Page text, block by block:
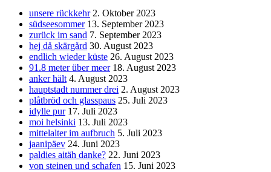
unsere rückkehr 2. Oktober 2023
südseesommer 13. September 2023
zurück im sand 7. September 2023
hej då skärgård 30. August 2023
endlich wieder küste 26. August 2023
91.8 meter über meer 18. August 2023
anker hält 4. August 2023
hauptstadt nummer drei 2. August 2023
plåtbröd och glasspaus 25. Juli 2023
idylle pur 17. Juli 2023
moi helsinki 13. Juli 2023
mittelalter im aufbruch 5. Juli 2023
jaanipäev 24. Juni 2023
paldies aitäh danke? 22. Juni 2023
von steinen und schafen 15. Juni 2023